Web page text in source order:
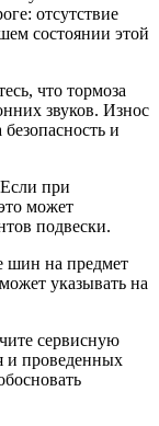
отсутствие
состоянии этой
что тормоза
звуков. Износ
и
при
может
подвески.
шин на предмет
указывать на
сервисную
и проведенных